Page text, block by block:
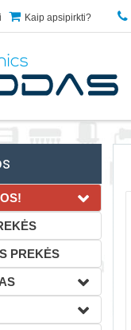
Kaip apsipirkti?
PREKĖS